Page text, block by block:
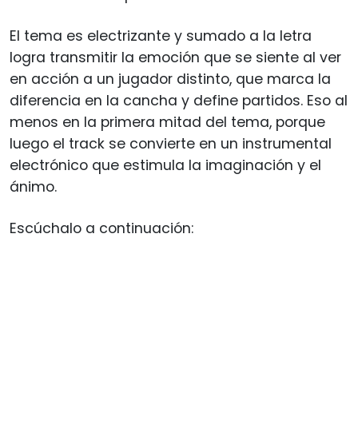
El tema es electrizante y sumado a la letra
logra transmitir la emoción que se siente al ver
en acción a un jugador distinto, que marca la
diferencia en la cancha y define partidos. Eso al
menos en la primera mitad del tema, porque
luego el track se convierte en un instrumental
electrónico que estimula la imaginación y el
ánimo.
Escúchalo a continuación: